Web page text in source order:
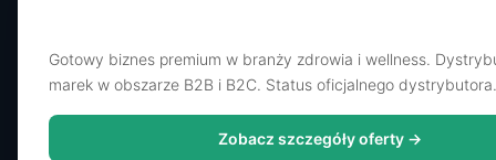
Gotowy biznes premium w branży zdrowia i wellness.
marek w obszarze B2B i B2C. Status oficjalnego dystrybutora.
Zobacz szczegóły oferty →